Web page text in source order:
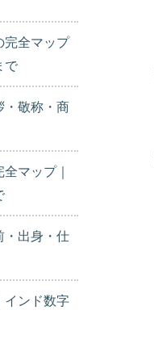
完全マップ
で
・敬称・商
マップ｜
・出身・仕
インド数字